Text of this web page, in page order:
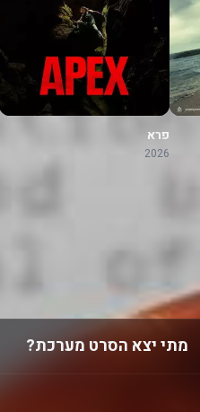
פרא
2026
מתי יצא הסרט מערכת?